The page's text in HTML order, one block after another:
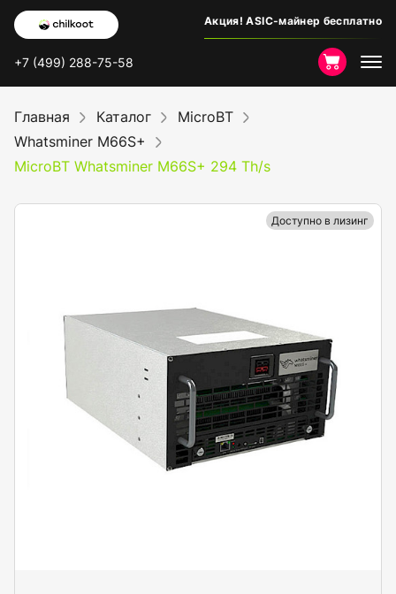
Акция! ASIC-майнер бесплатно
+7 (499) 288-75-58
Главная Каталог
MicroBT
Whatsminer M66S+
MicroBT Whatsminer M66S+ 294 Th/s
Доступно в лизинг